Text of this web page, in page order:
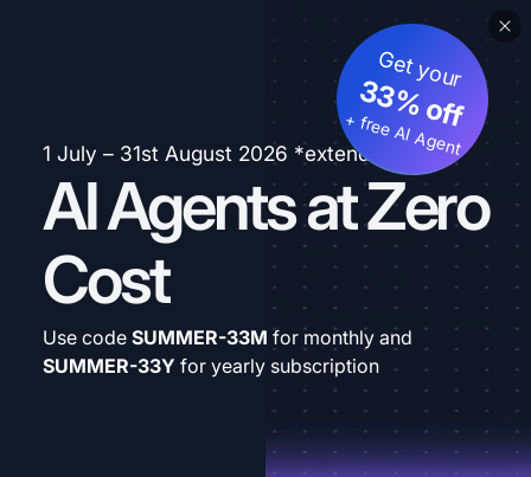
1 July – 31st August 2026 *extended
AI Agents at Zero
Cost
Get your
33% off
+ free AI Agent
Use code SUMMER-33M for monthly and
SUMMER-33Y for yearly subscription